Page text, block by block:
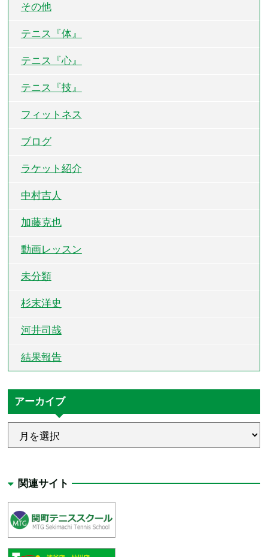
その他
テニス『体』
テニス『心』
テニス『技』
フィットネス
ブログ
ラケット紹介
中村吉人
加藤克也
動画レッスン
未分類
杉末洋史
河井司哉
結果報告
アーカイブ
関連サイト